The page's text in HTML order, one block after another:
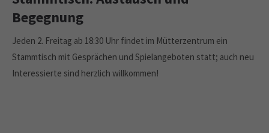
adipiscing elit.
Aenean commodo ligula eget dolor. Aenean massa. Cum
sociis natoque penatibus et magnis dis parturient montes,
nascetur ridiculus mus. Donec quam felis, ultricies nec.
Begegnung
Jeden 2. Freitag ab 18:30 Uhr findet im Mütterzentrum ein
Stammtisch mit Gesprächen und Spielangeboten statt; auch neu
Interessierte sind herzlich willkommen!